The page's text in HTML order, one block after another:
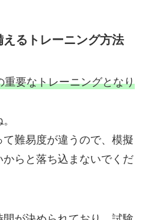
るトレーニング方法
重要なトレーニングとなり
難易度が違うので、模擬
らと落ち込まないでくだ